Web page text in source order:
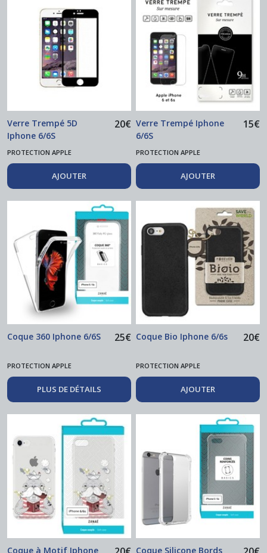
Verre Trempé 5D
Iphone 6/6S
20€
PROTECTION APPLE
AJOUTER
Verre Trempé Iphone
6/6S
15€
PROTECTION APPLE
AJOUTER
Coque 360 Iphone 6/6S 25€
PROTECTION APPLE
PLUS DE DÉTAILS
Coque Bio Iphone 6/6s 20€
PROTECTION APPLE
AJOUTER
Coque à Motif Iphone
Coque Silicone Bords